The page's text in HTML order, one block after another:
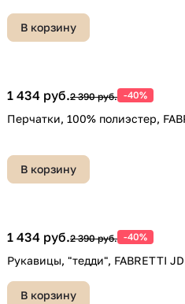
В корзину
1 434 руб.2 390 руб. -40%
Перчатки, 100% полиэстер,
В корзину
1 434 руб.2 390 руб. -40%
Рукавицы, "тедди", FABRETTI
В корзину